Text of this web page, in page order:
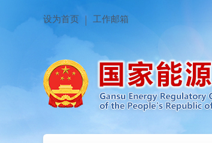
设为首页 工作邮箱